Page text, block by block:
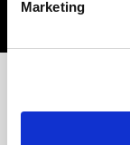
Marketing
© 2026 Nectarán.